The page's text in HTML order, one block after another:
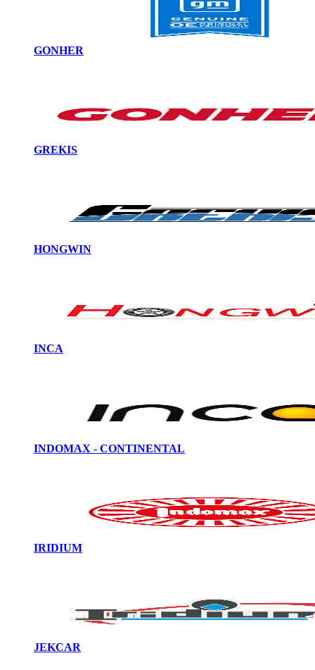
GONHER
GREKIS
HONGWIN
INCA
INDOMAX - CONTINENTAL
IRIDIUM
JEKCAR